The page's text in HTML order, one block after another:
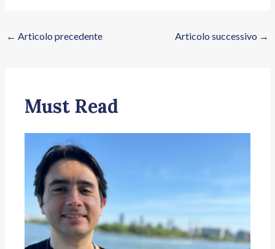
← Articolo precedente Articolo successivo →
Must Read